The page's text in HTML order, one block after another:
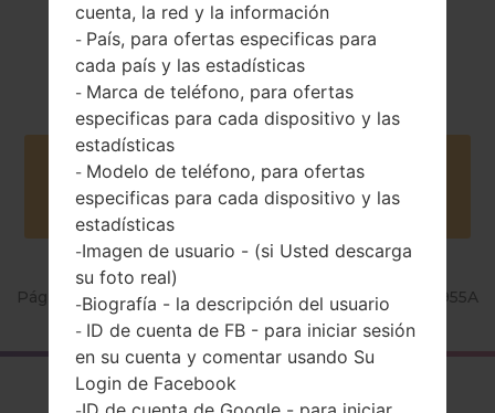
Android 5.0.x
Lollipop
Febrero, 2015
Buy accessories on Amazon
Página principal → Serie →LG G Flex 2 LTE-A → LGH955A
El resumen
cuenta, la red y la información
- País, para ofertas especificas para
cada país y las estadísticas
- Marca de teléfono, para ofertas
especificas para cada dispositivo y las
estadísticas
- Modelo de teléfono, para ofertas
especificas para cada dispositivo y las
estadísticas
-Imagen de usuario - (si Usted descarga
su foto real)
-Biografía - la descripción del usuario
- ID de cuenta de FB - para iniciar sesión
en su cuenta y comentar usando Su
Login de Facebook